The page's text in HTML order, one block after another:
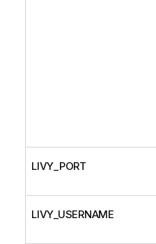
LIVY_PORT
LIVY_USERNAME